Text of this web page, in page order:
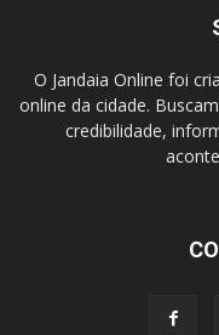
O Jandaia Online foi
online da cidade.
credibilidade,